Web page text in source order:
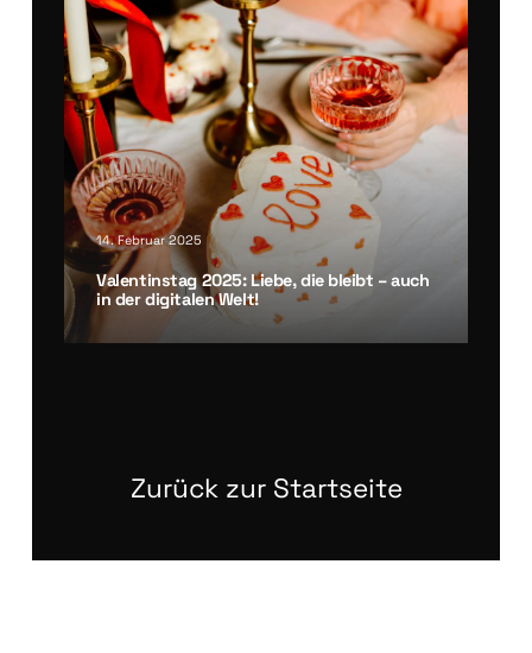
14. Februar 2025
Valen­tins­tag 2025: Lie­be, die bleibt – auch
in der digi­ta­len Welt!
Zurück zur Startseite